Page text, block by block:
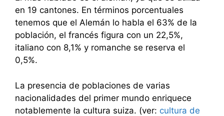
en 19 cantones. En términos porcentuales
tenemos que el Alemán lo habla el 63% de la
población, el francés figura con un 22,5%,
italiano con 8,1% y romanche se reserva el
0,5%.
La presencia de poblaciones de varias
nacionalidades del primer mundo enriquece
notablemente la cultura suiza. (ver: cultura de